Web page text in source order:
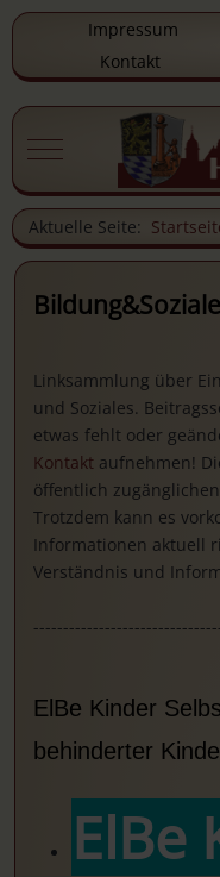
Impressum
Kontakt
Mobile Menu Toggle
Aktuelle Seite:
Linksammlung über
und Soziales.
etwas fehlt oder
Kontakt aufnehmen!
öffentlich
Trotzdem kann es
Informationen aktuell
Verständnis und
ElBe Kinder
behinderter
ElBe